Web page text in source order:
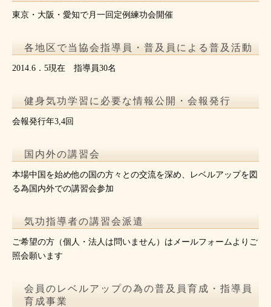
東京・大阪・愛知で月一回定例練功会開催
各地区で当協会指導員・普及員による普及活動
2014.6．5現在 指導員30名
健身気功学習に必要な情報公開・会報発行
会報発行年3,4回
国内外の講習会
本場中国を始め他の国の方々との交流を深め、レベルアップを図
る為国内外での講習会参加
気功指導者の講習会派遣
ご希望の方（個人・法人は問いません）はメールフォームよりご
照会願います
会員のレベルアップの為の普及員育成・指導員
育成事業